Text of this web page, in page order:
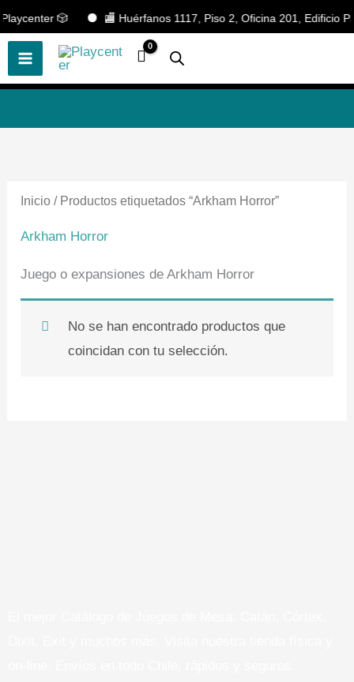
🎲 🏬 Huérfanos 1117, Piso 2, Oficina 201, Edificio
Ir
al
contenido
Inicio / Productos etiquetados “Arkham Horror”
Arkham Horror
Juego o expansiones de Arkham Horror
No se han encontrado productos que
coincidan con tu selección.
🎲¡Descubre nuestras increíbles
ofertas!🎲
📢 ¡OFERTAS! 🔥